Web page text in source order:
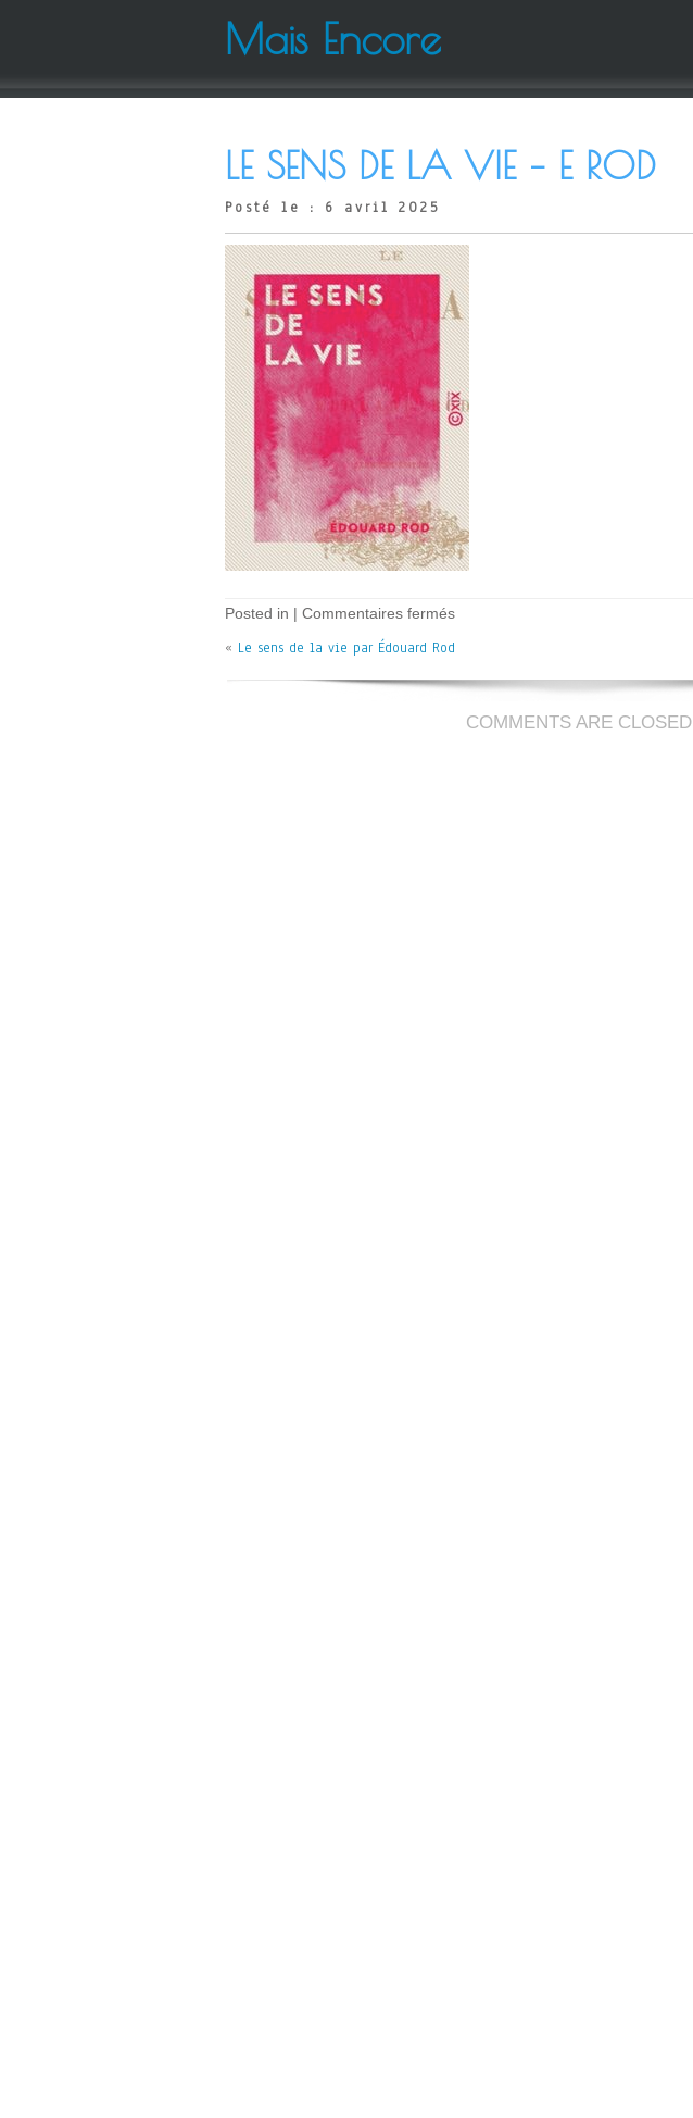
Mais Encore
LE SENS DE LA VIE – E ROD
Posté le : 6 avril 2025
Posted in | Commentaires ferméssur
la
« Le sens de la vie par Édouard Rod
COMMENTS ARE CLOSED